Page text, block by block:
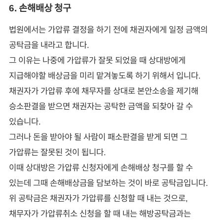
6. 손해배상 청구
법원에서는 가압류 결정을 하기 전에 채권자에게 일정 금액의
공탁금을 내라고 합니다.
그 이유는 나중에 가압류가 잘못 되었을 때 상대방에게
지급해야할 배상금을 미리 맡겨놓도록 하기 위해서 입니다.
채권자가 가압류 후에 채무자를 상대로 본안소송을 제기해
승소판결을 받으면 채권자는 공탁한 금액을 되찾아 갈 수
있습니다.
그러나 돈을 받아야 될 사람이 패소판결을 받게 되면 그
가압류는 잘못된 것이 됩니다.
이때 상대방은 가압류 신청자에게 손해배상 청구를 할 수
있는데 그때 손해배상금을 담보하는 것이 바로 공탁금입니다.
위 공탁금은 채권자가 가압류를 신청할 때 내는 것으로,
채무자가 가압류취소 신청을 할 때 내는 해방공탁금과는